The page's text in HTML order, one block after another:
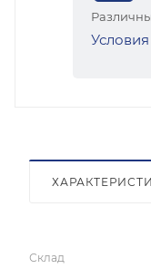
Склад